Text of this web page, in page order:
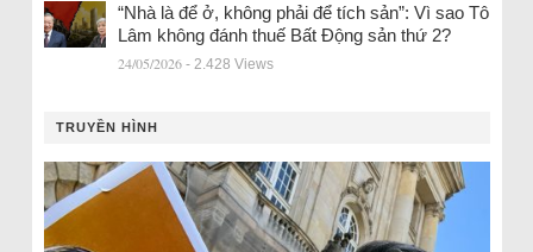
“Nhà là để ở, không phải để tích sản”: Vì sao Tô
Lâm không đánh thuế Bất Động sản thứ 2?
24/05/2026 - 2.428 Views
TRUYỀN HÌNH